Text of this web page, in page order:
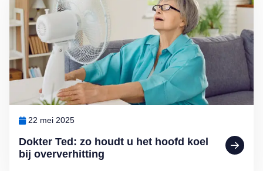
Dokter Ted: zo houdt u het hoofd koel
bij oververhitting
22 mei 2025